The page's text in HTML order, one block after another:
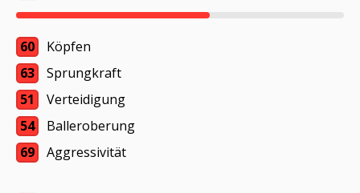
60
Köpfen
63
Sprungkraft
51
Verteidigung
54
Balleroberung
69
Aggressivität